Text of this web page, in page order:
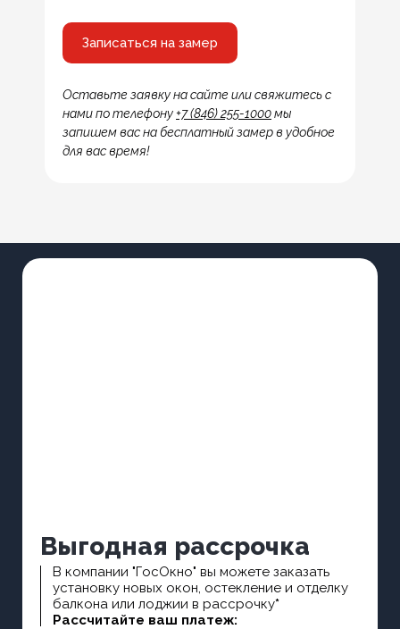
Записаться на замер
Оставьте заявку на сайте или свяжитесь с
нами по телефону+7 (846) 255-1000мы
запишем вас на бесплатный замер в удобное
для вас время!
Выгодная рассрочка
В компании "ГосОкно" вы можете заказать
установку новых окон, остекление и отделку
балкона или лоджии в рассрочку*
Рассчитайте ваш платеж: